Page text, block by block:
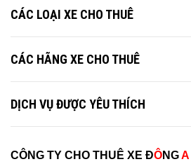
CÁC LOẠI XE CHO THUÊ
CÁC HÃNG XE CHO THUÊ
DỊCH VỤ ĐƯỢC YÊU THÍCH
CÔNG TY CHO THUÊ XE ĐÔNGA